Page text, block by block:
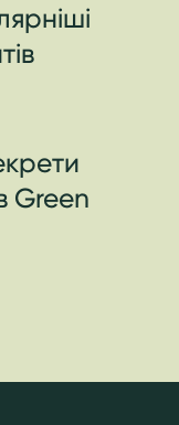
Green